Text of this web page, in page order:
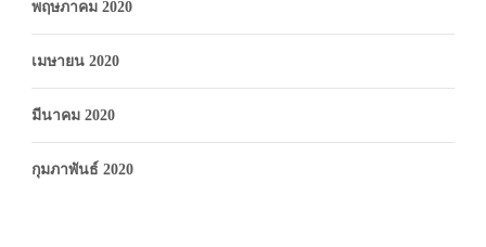
พฤษภาคม 2020
เมษายน 2020
มีนาคม 2020
กุมภาพันธ์ 2020